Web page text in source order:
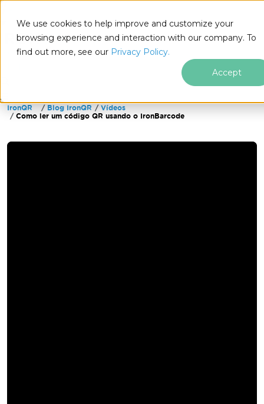
We use cookies to help improve and customize your
browsing experience and interaction with our company. To
find out more, see our Privacy Policy.
Accept
Ir para o conteúdo do rodapé
IronQR Blog IronQR
Vídeos
Como ler um código QR usando o IronBarcode